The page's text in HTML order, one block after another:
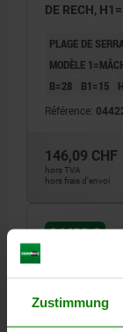
Zustimmung
DE RECH,
PLAGE DE
MODÈLE
B=28
B1=15
Référence:
146,09 CHF
hors TVA
hors frais d’envoi
04422 C